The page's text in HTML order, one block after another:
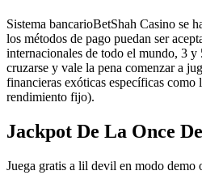
Sistema bancarioBetShah Casino se
los métodos de pago puedan ser
internacionales de todo el mundo, 3 y
cruzarse y vale la pena comenzar a
financieras exóticas específicas como
rendimiento fijo).
Jackpot De La Once
Juega gratis a lil devil en modo demo